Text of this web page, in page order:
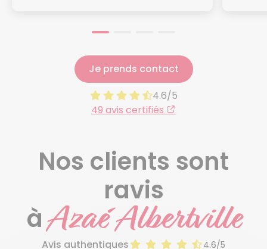
Je prends contact
4.6/5
49 avis certifiés
Nos clients sont
ravis
àAzaé Albertville
Avis authentiques 4.6/5